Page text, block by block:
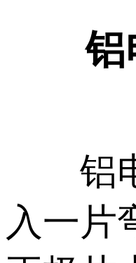
铝电
铝电
入一片